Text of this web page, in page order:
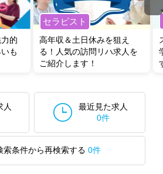
的
も
セラピスト
高年収＆土日休みを狙え
る！人気の訪問リハ求人を
ご紹介します！
人
最近見た求人
0件
索条件から再検索する 0件